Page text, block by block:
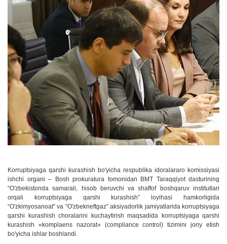
Korruptsiyaga qarshi kurashish bo'yicha respublika idoralararo komissiyasi
ishchi organi – Bosh prokuratura tomonidan BMT Taraqqiyot dasturining
“O'zbekistonda samarali, hisob beruvchi va shaffof boshqaruv institutlari
orqali korruptsiyaga qarshi kurashish” loyihasi hamkorligida
“O'zkimyosanoat” va “O'zbekneftgaz” aksiyadorlik jamiyatlarida korruptsiyaga
qarshi kurashish choralarini kuchaytirish maqsadida korruptsiyaga qarshi
kurashish «komplaens nazorat» (compliance control) tizimini joriy etish
bo'yicha ishlar boshlandi.